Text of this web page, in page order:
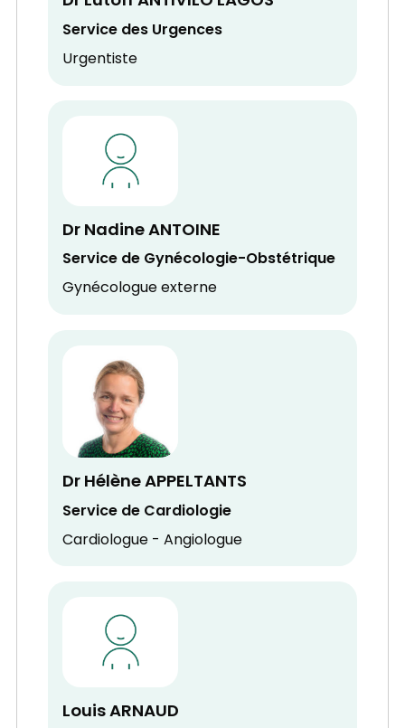
Service des Urgences
Urgentiste
Dr Nadine ANTOINE
Service de Gynécologie-Obstétrique
Gynécologue externe
Dr Hélène APPELTANTS
Service de Cardiologie
Cardiologue - Angiologue
Louis ARNAUD